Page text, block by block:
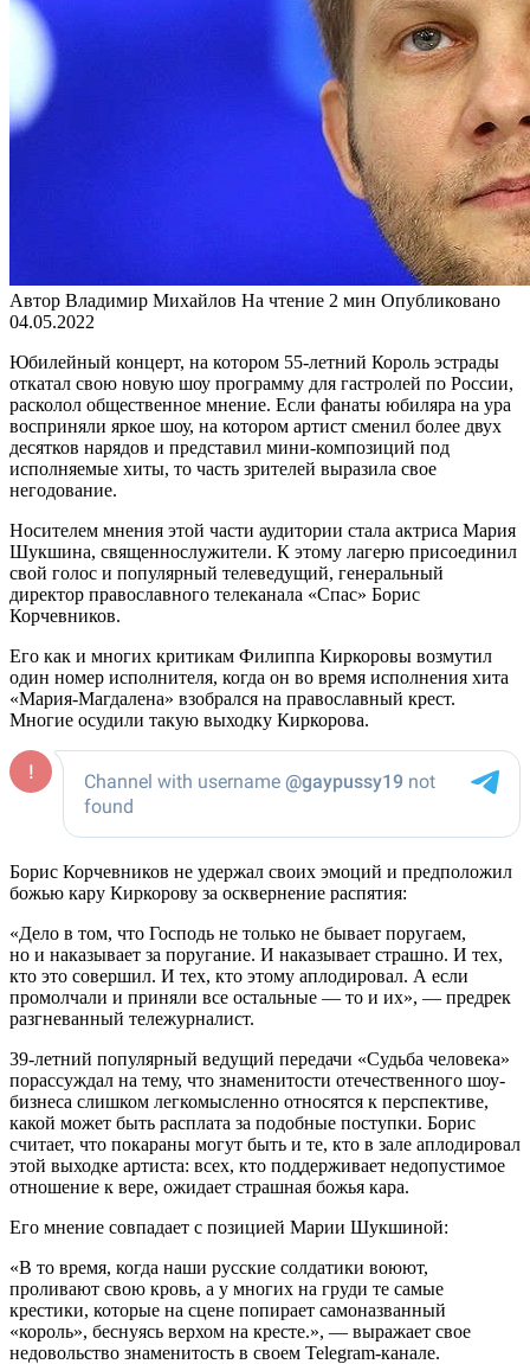
Автор Владимир Михайлов На чтение 2 мин Опубликовано
04.05.2022
Юбилейный концерт, на котором 55-летний Король эстрады
откатал свою новую шоу программу для гастролей по России,
расколол общественное мнение. Если фанаты юбиляра на ура
восприняли яркое шоу, на котором артист сменил более двух
десятков нарядов и представил мини-композиций под
исполняемые хиты, то часть зрителей выразила свое
негодование.
Носителем мнения этой части аудитории стала актриса Мария
Шукшина, священнослужители. К этому лагерю присоединил
свой голос и популярный телеведущий, генеральный
директор православного телеканала «Спас» Борис
Корчевников.
Его как и многих критикам Филиппа Киркоровы возмутил
один номер исполнителя, когда он во время исполнения хита
«Мария-Магдалена» взобрался на православный крест.
Многие осудили такую выходку Киркорова.
Борис Корчевников не удержал своих эмоций и предположил
божью кару Киркорову за осквернение распятия:
«Дело в том, что Господь не только не бывает поругаем,
но и наказывает за поругание. И наказывает страшно. И тех,
кто это совершил. И тех, кто этому аплодировал. А если
промолчали и приняли все остальные — то и их», — предрек
разгневанный тележурналист.
39-летний популярный ведущий передачи «Судьба человека»
порассуждал на тему, что знаменитости отечественного шоу-
бизнеса слишком легкомысленно относятся к перспективе,
какой может быть расплата за подобные поступки. Борис
считает, что покараны могут быть и те, кто в зале аплодировал
этой выходке артиста: всех, кто поддерживает недопустимое
отношение к вере, ожидает страшная божья кара.
Его мнение совпадает с позицией Марии Шукшиной:
«В то время, когда наши русские солдатики воюют,
проливают свою кровь, а у многих на груди те самые
крестики, которые на сцене попирает самоназванный
«король», беснуясь верхом на кресте.», — выражает свое
недовольство знаменитость в своем Telegram-канале.